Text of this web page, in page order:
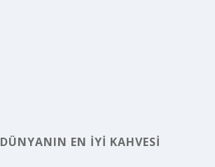
DÜNYANIN EN IYI KAHVESI